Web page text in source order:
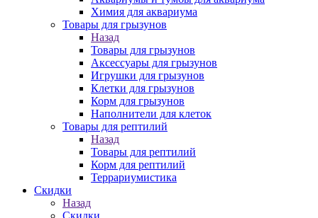
Химия для аквариума
Товары для грызунов
Назад
Товары для грызунов
Аксессуары для грызунов
Игрушки для грызунов
Клетки для грызунов
Корм для грызунов
Наполнители для клеток
Товары для рептилий
Назад
Товары для рептилий
Корм для рептилий
Террариумистика
Скидки
Назад
Скидки